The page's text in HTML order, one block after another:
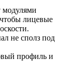
лицевые
не сполз под
профиль и